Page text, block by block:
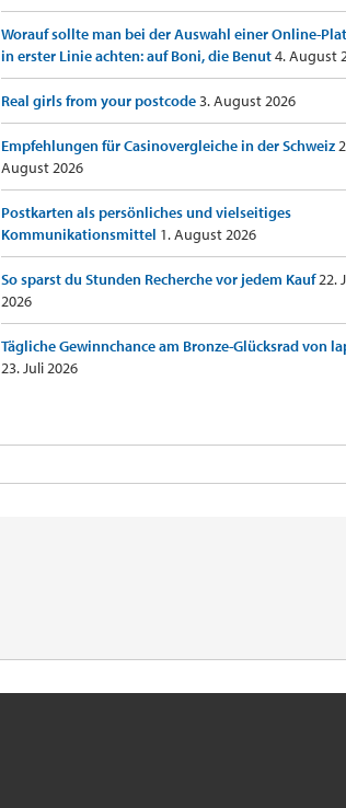
Worauf sollte man bei der Auswahl einer Online-
in erster Linie achten: auf Boni, die Benut4. August
Real girls from your postcode3. August 2026
Empfehlungen für Casinovergleiche in der Schweiz
August 2026
Postkarten als persönliches und vielseitiges
Kommunikationsmittel 1. August 2026
So sparst du Stunden Recherche vor jedem Kauf22.
2026
Tägliche Gewinnchance am Bronze-Glücksrad von
23. Juli 2026